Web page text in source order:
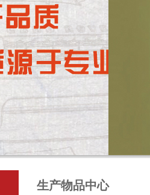
生产物品中心